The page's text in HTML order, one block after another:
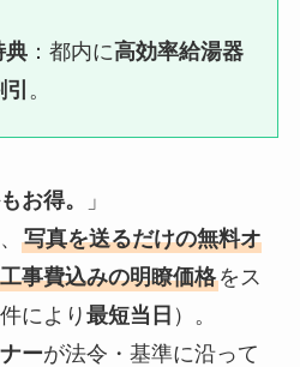
典 ：都内に高効率給湯器
。
お得。
」
写真を送るだけの無料オ
工事費込みの明瞭価格をス
により最短当日 ）。
ーが法令・基準に沿って